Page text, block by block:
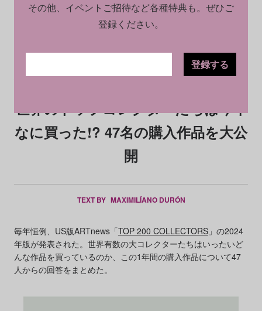
2024.10.16
世界のトップコレクターたちは今年
なに買った!? 47名の購入作品を大公
開
TEXT BY MAXIMILÍANO DURÓN
毎年恒例、US版ARTnews「TOP 200 COLLECTORS」の2024
年版が発表された。世界有数の大コレクターたちはいったいど
んな作品を買っているのか、この1年間の購入作品について47
人からの回答をまとめた。
その他、イベントご招待など各種特典も。ぜひご
登録ください。
登録する